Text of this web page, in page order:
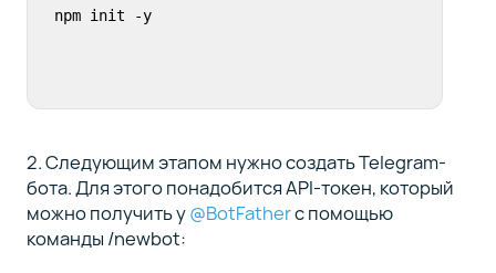
npm init -y
2. Следующим этапом нужно создать Telegram-
бота. Для этого понадобится API-токен, который
можно получить у@BotFatherс помощью
команды /newbot: